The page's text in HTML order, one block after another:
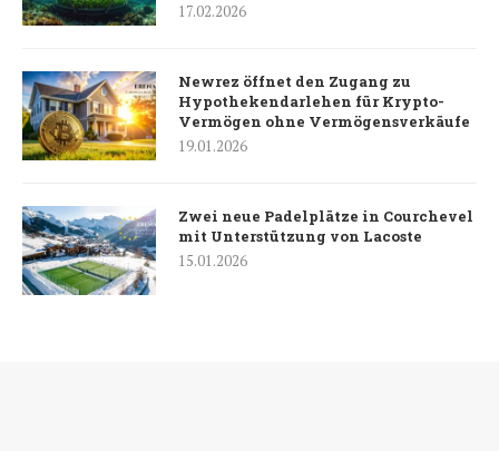
17.02.2026
Newrez öffnet den Zugang zu
Hypothekendarlehen für Krypto-
Vermögen ohne Vermögensverkäufe
19.01.2026
Zwei neue Padelplätze in Courchevel
mit Unterstützung von Lacoste
15.01.2026